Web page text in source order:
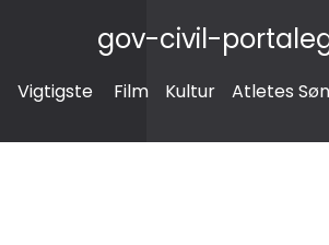
gov-civil-
Vigtigste Film Kultur Atletes Søn